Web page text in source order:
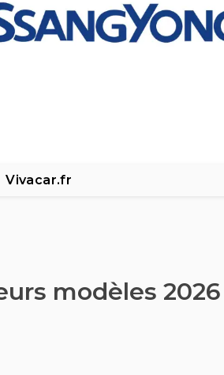
Vivacar.fr
modèles 2026